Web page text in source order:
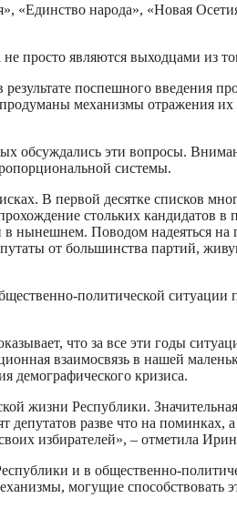
«Единство народа», «Новая
просто являются выходцами из
поспешного введения
механизмы отражения их
обсуждались эти вопросы.
системы.
В первой десятке списков
стольких кандидатов в
в нынешнем. Поводом надеяться
от большинства партий,
политической ситуации
что за все эти годы
взаимосвязь в нашей
демографического кризиса.
жизни Республики.
депутатов разве что на
избирателей», – отметила
Республики и в общественно-
могущие способствовать